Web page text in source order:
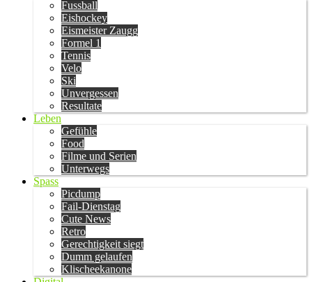
Fussball
Eishockey
Eismeister Zaugg
Formel 1
Tennis
Velo
Ski
Unvergessen
Resultate
Leben
Gefühle
Food
Filme und Serien
Unterwegs
Spass
Picdump
Fail-Dienstag
Cute News
Retro
Gerechtigkeit siegt
Dumm gelaufen
Klischeekanone